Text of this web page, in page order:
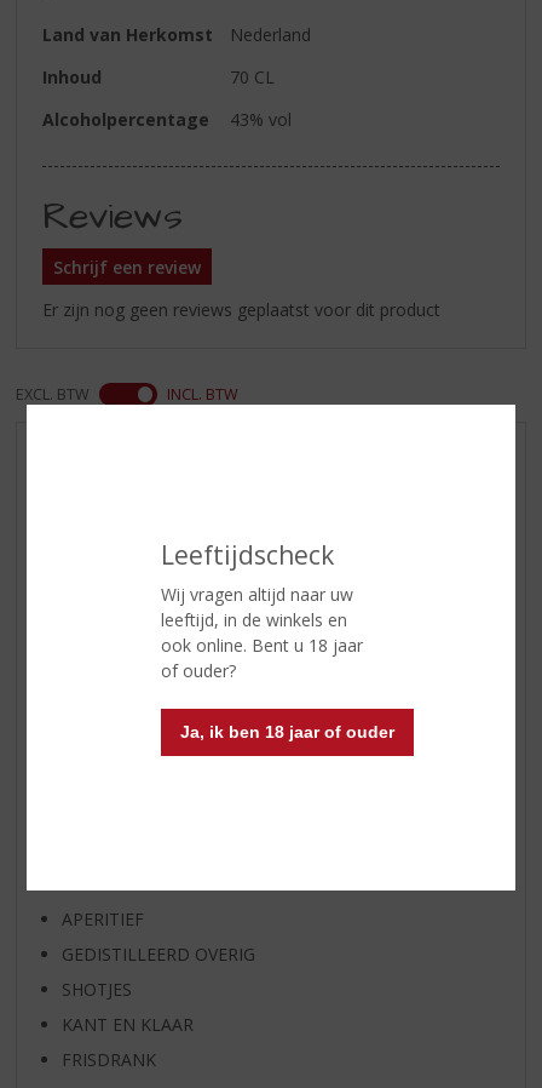
Leeftijdscheck
Wij vragen altijd naar uw
leeftijd, in de winkels en
ook online. Bent u 18 jaar
of ouder?
Ja, ik ben 18 jaar of ouder
Land van Herkomst
Nederland
Inhoud
70 CL
Alcoholpercentage
43% vol
Reviews
Schrijf een review
Er zijn nog geen reviews geplaatst voor dit product
EXCL. BTW INCL. BTW
NIEUW OVERIG
WIJN VAN DE MAAND
WHISKY VAN DE MAAND
RUM VAN DE MAAND
BIER VAN DE MAAND
SPIRIT VAN DE MAAND
APERITIEF
GEDISTILLEERD OVERIG
SHOTJES
KANT EN KLAAR
FRISDRANK